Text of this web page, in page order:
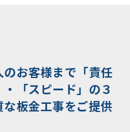
お客様まで 「責任
「スピード」の３
な板金工事をご提供